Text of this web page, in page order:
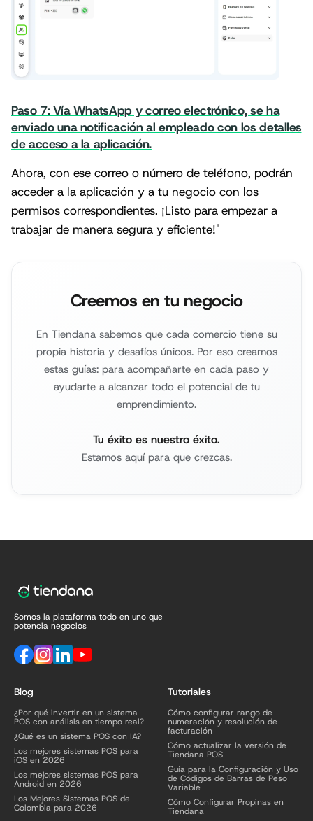
Paso 7: Vía WhatsApp y correo electrónico, se ha
enviado una notificación al empleado con los detalles
de acceso a la aplicación.
Ahora, con ese correo o número de teléfono, podrán
acceder a la aplicación y a tu negocio con los
permisos correspondientes. ¡Listo para empezar a
trabajar de manera segura y eficiente!"
Creemos en tu negocio
En Tiendana sabemos que cada comercio tiene su
propia historia y desafíos únicos. Por eso creamos
estas guías: para acompañarte en cada paso y
ayudarte a alcanzar todo el potencial de tu
emprendimiento.
Tu éxito es nuestro éxito.
Estamos aquí para que crezcas.
Somos la plataforma todo en uno que
potencia negocios
Blog
¿Por qué invertir en un sistema
POS con análisis en tiempo real?
¿Qué es un sistema POS con IA?
Los mejores sistemas POS para
iOS en 2026
Los mejores sistemas POS para
Android en 2026
Los Mejores Sistemas POS de
Colombia para 2026
Tutoriales
Cómo configurar rango de
numeración y resolución de
facturación
Cómo actualizar la versión de
Tiendana POS
Guía para la Configuración y Uso
de Códigos de Barras de Peso
Variable
Cómo Configurar Propinas en
Tiendana